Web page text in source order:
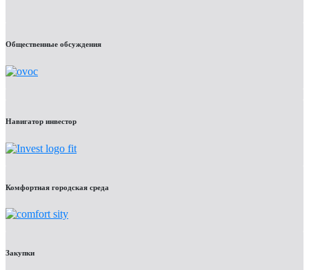
Общественные обсуждения
Навигатор инвестор
Комфортная городская среда
Закупки